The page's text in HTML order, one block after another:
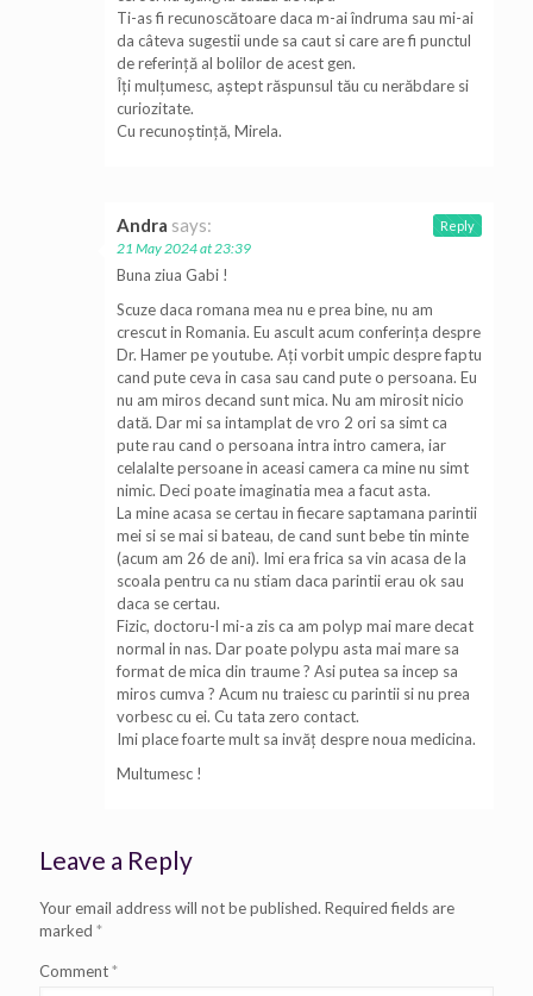
Ti-as fi recunoscătoare daca m-ai îndruma sau mi-ai
da câteva sugestii unde sa caut si care are fi punctul
de referință al bolilor de acest gen.
Îți mulțumesc, aștept răspunsul tău cu nerăbdare si
curiozitate.
Cu recunoștință, Mirela.
Andra says:
21 May 2024 at 23:39
Buna ziua Gabi !
Scuze daca romana mea nu e prea bine, nu am
crescut in Romania. Eu ascult acum conferința despre
Dr. Hamer pe youtube. Ați vorbit umpic despre faptu
cand pute ceva in casa sau cand pute o persoana. Eu
nu am miros decand sunt mica. Nu am mirosit nicio
dată. Dar mi sa intamplat de vro 2 ori sa simt ca
pute rau cand o persoana intra intro camera, iar
celalalte persoane in aceasi camera ca mine nu simt
nimic. Deci poate imaginatia mea a facut asta.
La mine acasa se certau in fiecare saptamana parintii
mei si se mai si bateau, de cand sunt bebe tin minte
(acum am 26 de ani). Imi era frica sa vin acasa de la
scoala pentru ca nu stiam daca parintii erau ok sau
daca se certau.
Fizic, doctoru-l mi-a zis ca am polyp mai mare decat
normal in nas. Dar poate polypu asta mai mare sa
format de mica din traume ? Asi putea sa incep sa
miros cumva ? Acum nu traiesc cu parintii si nu prea
vorbesc cu ei. Cu tata zero contact.
Imi place foarte mult sa invăț despre noua medicina.
Multumesc !
Reply
Leave a Reply
Your email address will not be published. Required fields are
marked *
Comment*